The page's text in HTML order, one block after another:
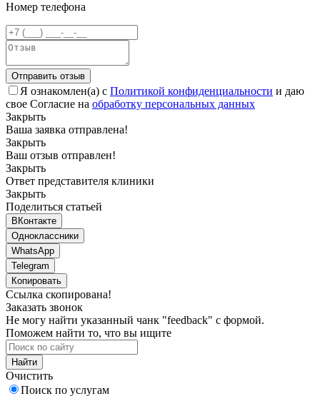
Номер телефона
Отправить отзыв
Я ознакомлен(а) с Политикой конфиденциальности и даю
свое Согласие на обработку персональных данных
Закрыть
Ваша заявка отправлена!
Закрыть
Ваш отзыв отправлен!
Закрыть
Ответ представителя клиники
Закрыть
Поделиться статьей
ВКонтакте
Одноклассники
WhatsApp
Telegram
Копировать
Ссылка скопирована!
Заказать звонок
Не могу найти указанный чанк "feedback" с формой.
Поможем найти то, что вы ищите
Найти
Очистить
Поиск по услугам